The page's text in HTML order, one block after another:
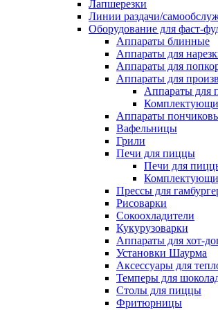
Лапшерезки
Линии раздачи/
Оборудование для фаст-
Аппараты блинные
Аппараты для
Аппараты для
Аппараты для
Аппараты для
Аппараты
Вафельницы
Грили
Печи для пиццы
Печи для
Прессы для
Рисоварки
Сокоохладители
Кукурузоварки
Аппараты для хот-
Установки Шаурма
Аксессуары для
Темперы для
Столы для пиццы
Фритюрницы